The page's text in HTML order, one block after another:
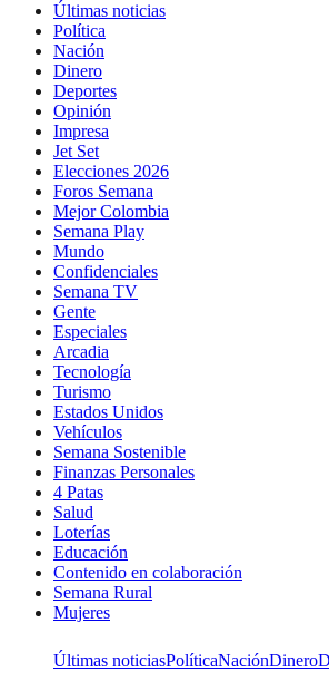
Últimas noticias
Política
Nación
Dinero
Deportes
Opinión
Impresa
Jet Set
Elecciones 2026
Foros Semana
Mejor Colombia
Semana Play
Mundo
Confidenciales
Semana TV
Gente
Especiales
Arcadia
Tecnología
Turismo
Estados Unidos
Vehículos
Semana Sostenible
Finanzas Personales
4 Patas
Salud
Loterías
Educación
Contenido en colaboración
Semana Rural
Mujeres
Últimas noticiasPolíticaNaciónDinero